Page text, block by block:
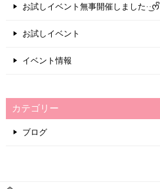
ョ
お試しイベント無事開催しました·͜·ᰔᩚ
お試しイベント
イベント情報
カテゴリー
ブログ